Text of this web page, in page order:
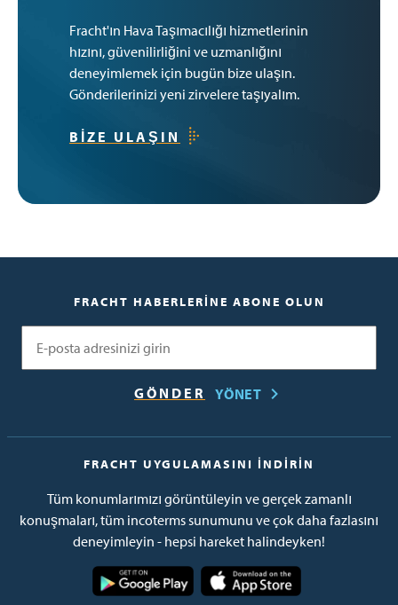
Fracht'ın Hava Taşımacılığı hizmetlerinin
hızını, güvenilirliğini ve uzmanlığını
deneyimlemek için bugün bize ulaşın.
Gönderilerinizi yeni zirvelere taşıyalım.
BIZE ULAŞIN
FRACHT HABERLERINE ABONE OLUN
YÖNET
FRACHT UYGULAMASINI İNDIRIN
Tüm konumlarımızı görüntüleyin ve gerçek zamanlı
konuşmaları, tüm incoterms sunumunu ve çok daha fazlasını
deneyimleyin - hepsi hareket halindeyken!
Resim
Resim